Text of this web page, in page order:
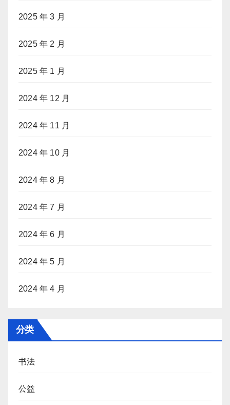
2025 年 3 月
2025 年 2 月
2025 年 1 月
2024 年 12 月
2024 年 11 月
2024 年 10 月
2024 年 8 月
2024 年 7 月
2024 年 6 月
2024 年 5 月
2024 年 4 月
分类
书法
公益